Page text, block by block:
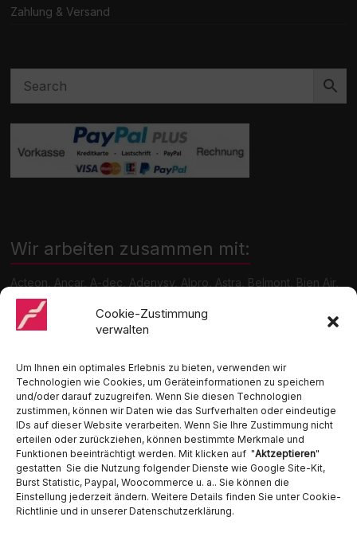
Cookie-Zustimmung
verwalten
Um Ihnen ein optimales Erlebnis zu bieten, verwenden wir
Technologien wie Cookies, um Geräteinformationen zu speichern
und/oder darauf zuzugreifen. Wenn Sie diesen Technologien
zustimmen, können wir Daten wie das Surfverhalten oder eindeutige
IDs auf dieser Website verarbeiten. Wenn Sie Ihre Zustimmung nicht
erteilen oder zurückziehen, können bestimmte Merkmale und
Funktionen beeinträchtigt werden. Mit klicken auf "Aktzeptieren"
gestatten Sie die Nutzung folgender Dienste wie Google Site-Kit,
Burst Statistic, Paypal, Woocommerce u. a.. Sie können die
Einstellung jederzeit ändern. Weitere Details finden Sie unter Cookie-
Richtlinie und in unserer Datenschutzerklärung.
Zahlung & Versand
Wir arbeiten zusammen mit:
Acteon, Ancar, A-dec, Adenysy, Alpro, Astra, Belmont, Bien Air,
Cattani, Chirana, DCI, Dürr, ETI, Euronda, Faro, Gcomm, KaVo,
Medentex, Melag, Midmark, Metasys, MK-Dent, NSK, Ophardt
Hygiene, Ritter, Satelec, Scican, TKD, Velopex, u.v.m
Ambident GmbH
Dental Geräte Handel und Service
Neumannstraße 3B